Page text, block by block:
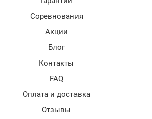
Соревнования
Акции
Блог
Контакты
FAQ
Оплата и доставка
Отзывы